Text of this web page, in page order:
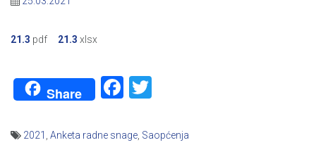
21.3 pdf 21.3 xlsx
Share Facebook
2021 Anketa radne snage Saopćenja